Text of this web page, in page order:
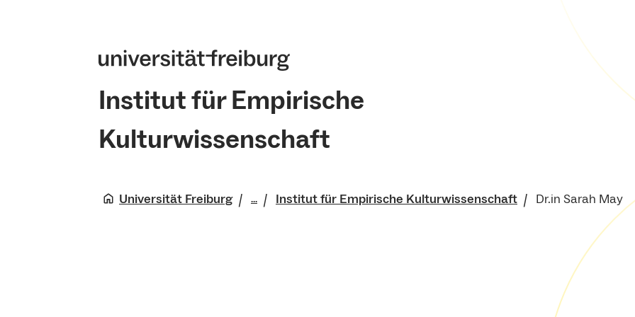
Institut für Empirische
Kulturwissenschaft
Universität Freiburg ... Institut für Empirische Kulturwissenschaft Dr.in Sarah May